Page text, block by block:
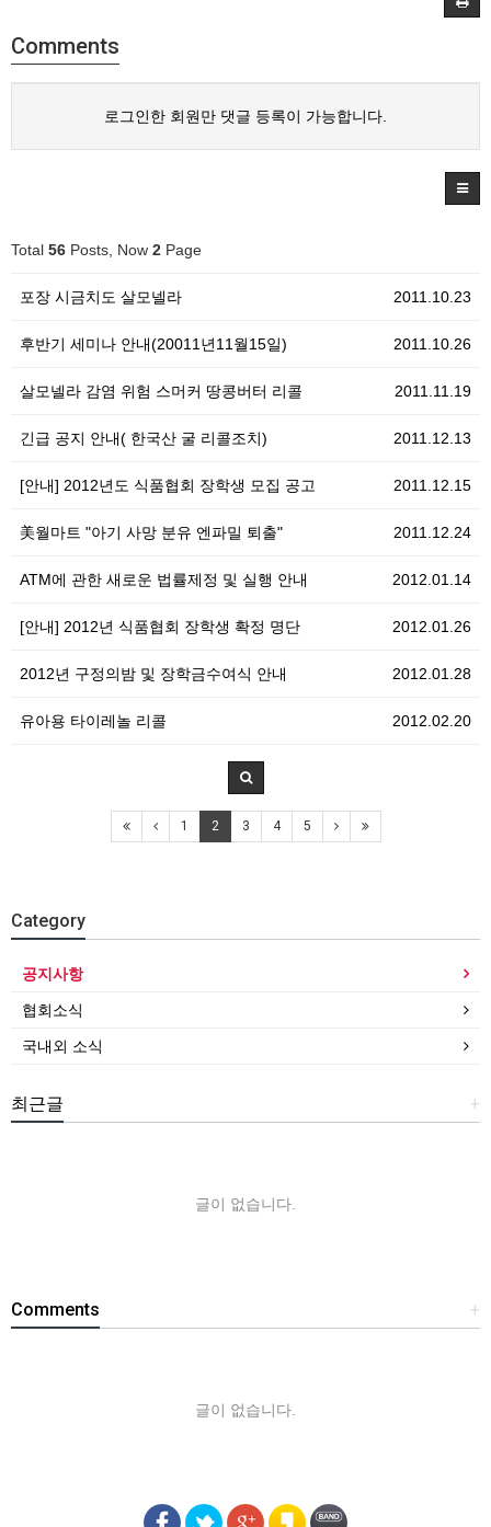
Comments
로그인한 회원만 댓글 등록이 가능합니다.
Total 56 Posts, Now 2 Page
2011.10.23
포장 시금치도 살모넬라
2011.10.26
후반기 세미나 안내(20011년11월15일)
2011.11.19
살모넬라 감염 위험 스머커 땅콩버터 리콜
2011.12.13
긴급 공지 안내( 한국산 굴 리콜조치)
2011.12.15
[안내] 2012년도 식품협회 장학생 모집 공고
2011.12.24
美월마트 "아기 사망 분유 엔파밀 퇴출"
2012.01.14
ATM에 관한 새로운 법률제정 및 실행 안내
2012.01.26
[안내] 2012년 식품협회 장학생 확정 명단
2012.01.28
2012년 구정의밤 및 장학금수여식 안내
2012.02.20
유아용 타이레놀 리콜
1 2 3 4 5
Category
공지사항
협회소식
국내외 소식
+
최근글
글이 없습니다.
+
Comments
글이 없습니다.